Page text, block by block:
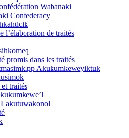
Wabanaki
Confederacy
l’élaboration de traités
promis dans les traités
Akukumkeweyiktuk
traités